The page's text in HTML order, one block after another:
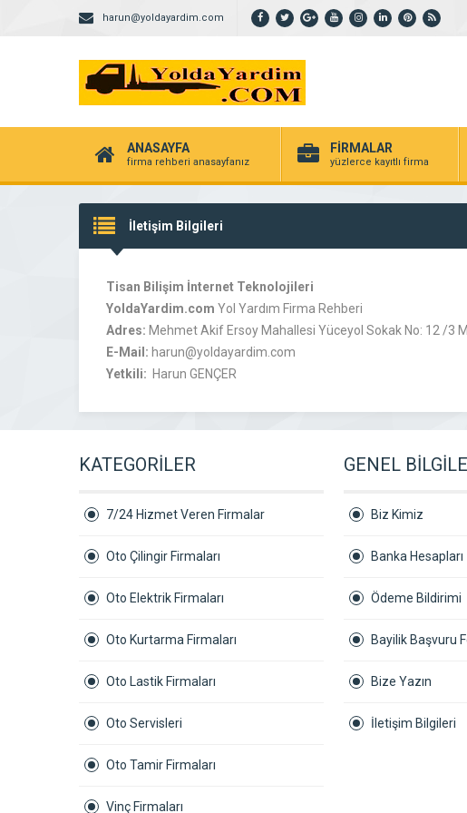
harun@yoldayardim.com
ANASAYFA
firma rehberi anasayfanız
FİRMALAR
yüzlerce kayıtlı firma
İletişim Bilgileri
Tisan Bilişim İnternet Teknolojileri
YoldaYardim.com Yol Yardım Firma Rehberi
Adres: Mehmet Akif Ersoy Mahallesi Yüceyol Sokak No: 12 /3
E-Mail: harun@yoldayardim.com
Yetkili: Harun GENÇER
KATEGORİLER
7/24 Hizmet Veren Firmalar
Oto Çilingir Firmaları
Oto Elektrik Firmaları
Oto Kurtarma Firmaları
Oto Lastik Firmaları
Oto Servisleri
Oto Tamir Firmaları
Vinç Firmaları
GENEL
Biz Kimiz
Banka Hesapları
Ödeme Bildirimi
Bayilik Başvuru
Bize Yazın
İletişim Bilgileri